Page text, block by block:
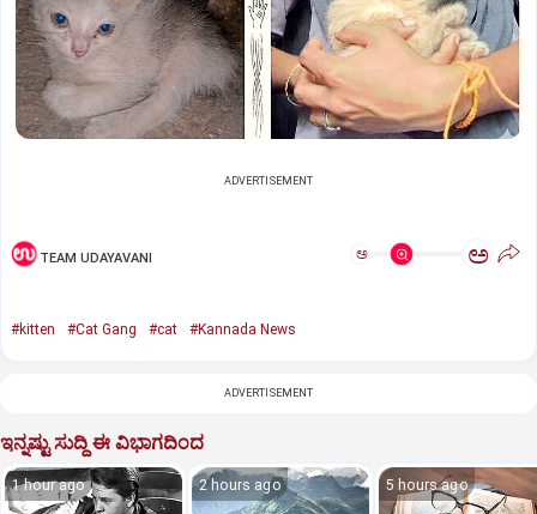
ADVERTISEMENT
TEAM UDAYAVANI ಅ ಅ
#kitten #Cat Gang #cat #Kannada News
ADVERTISEMENT
ಇನ್ನಷ್ಟು ಸುದ್ದಿ ಈ ವಿಭಾಗದಿಂದ
1 hour ago 2 hours ago 5 hours ago